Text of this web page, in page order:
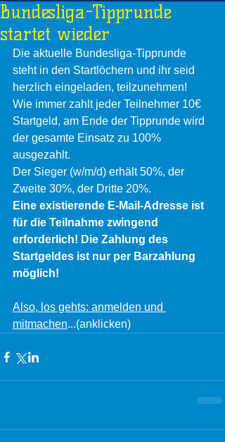
Bundesliga-Tipprunde
startet wieder
Die aktuelle Bundesliga-Tipprunde
steht in den Startlöchern und ihr seid
herzlich eingeladen, teilzunehmen!
Wie immer zahlt jeder Teilnehmer 10€
Startgeld, am Ende der Tipprunde wird
der gesamte Einsatz zu 100%
ausgezahlt.
Der Sieger (w/m/d) erhält 50%, der
Zweite 30%, der Dritte 20%.
Eine existierende E-Mail-Adresse ist
für die Teilnahme zwingend
erforderlich! Die Zahlung des
Startgeldes ist nur per Barzahlung
möglich!
Also, los gehts: anmelden und
mitmachen...(anklicken)